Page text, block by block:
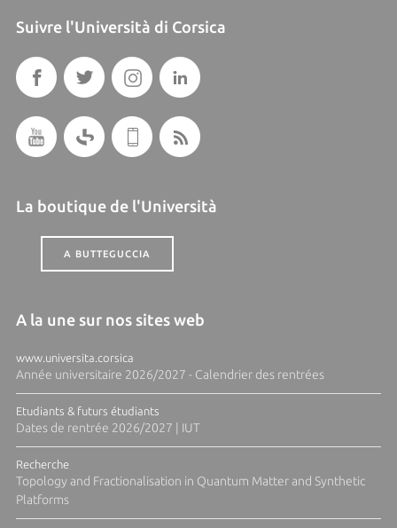
Suivre l'Università di Corsica
La boutique de l'Università
A BUTTEGUCCIA
A la une sur nos sites web
www.universita.corsica
Année universitaire 2026/2027 - Calendrier des rentrées
Etudiants & futurs étudiants
Dates de rentrée 2026/2027 | IUT
Recherche
Topology and Fractionalisation in Quantum Matter and Synthetic
Platforms